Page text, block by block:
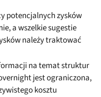
potencjalnych zysków
a wszelkie sugestie
należy traktować
na temat struktur
jest ograniczona,
kosztu